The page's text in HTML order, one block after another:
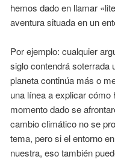
hemos dado en llamar
aventura situada en un
Por ejemplo: cualquier
siglo contendrá soterrada
planeta continúa más o
una línea a explicar
momento dado se
cambio climático no se
tema, pero si el entorno
nuestra, eso también